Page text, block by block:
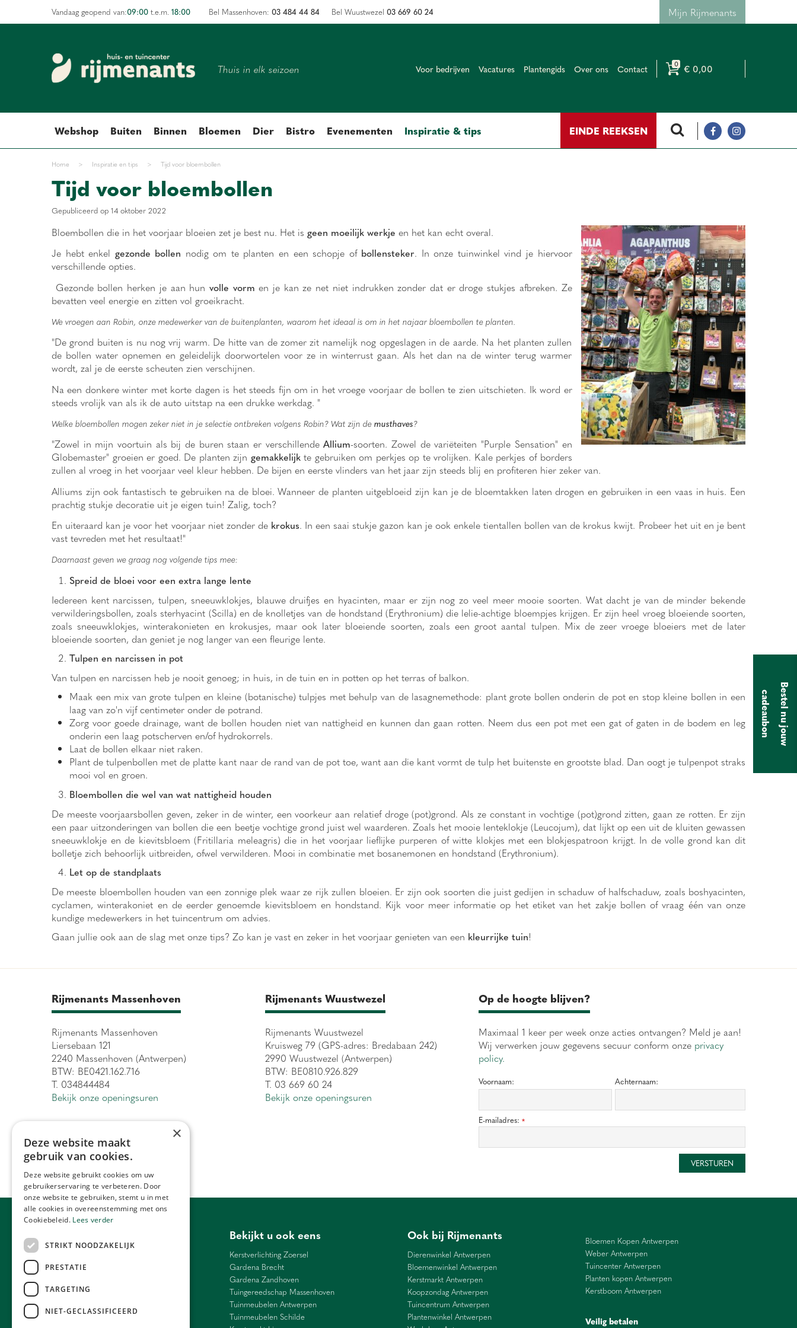
Home > Inspiratie en tips > Tijd voor bloembollen
Vandaag geopend van:09:00 t.e.m. 18:00 Mijn Rijmenants
Thuis in elk seizoen Voor bedrijven Vacatures Plantengids Over ons Contact € 0,00
Webshop EINDE REEKSEN
Buiten Binnen Bloemen Dier Bistro Evenementen Inspiratie & tips
Bel Massenhoven: 03 484 44 84 Bel Wuustwezel 03 669 60 24
Tijd voor bloembollen
Gepubliceerd op 14 oktober 2022
Bloembollen die in het voorjaar bloeien zet je best nu. Het is geen moeilijk werkje en het kan echt overal.
Je hebt enkel gezonde bollen nodig om te planten en een schopje of bollensteker. In onze tuinwinkel vind je hiervoor
verschillende opties.
Gezonde bollen herken je aan hun volle vorm en je kan ze net niet indrukken zonder dat er droge stukjes afbreken. Ze
bevatten veel energie en zitten vol groeikracht.
We vroegen aan Robin, onze medewerker van de buitenplanten, waarom het ideaal is om in het najaar bloembollen te planten.
"De grond buiten is nu nog vrij warm. De hitte van de zomer zit namelijk nog opgeslagen in de aarde. Na het planten zullen
de bollen water opnemen en geleidelijk doorwortelen voor ze in winterrust gaan. Als het dan na de winter terug warmer
wordt, zal je de eerste scheuten zien verschijnen.
Na een donkere winter met korte dagen is het steeds fijn om in het vroege voorjaar de bollen te zien uitschieten. Ik word er
steeds vrolijk van als ik de auto uitstap na een drukke werkdag. "
Welke bloembollen mogen zeker niet in je selectie ontbreken volgens Robin? Wat zijn de musthaves?
"Zowel in mijn voortuin als bij de buren staan er verschillendeAllium-soorten. Zowel de variëteiten "Purple Sensation" en
Globemaster" groeien er goed. De planten zijn gemakkelijkte gebruiken om perkjes op te vrolijken. Kale perkjes of borders
zullen al vroeg in het voorjaar veel kleur hebben. De bijen en eerste vlinders van het jaar zijn steeds blij en profiteren hier zeker van.
Alliums zijn ook fantastisch te gebruiken na de bloei. Wanneer de planten uitgebloeid zijn kan je de bloemtakken laten drogen en gebruiken in een vaas in huis. Een
prachtig stukje decoratie uit je eigen tuin! Zalig, toch?
En uiteraard kan je voor het voorjaar niet zonder de krokus. In een saai stukje gazon kan je ook enkele tientallen bollen van de krokus kwijt. Probeer het uit en je bent
vast tevreden met het resultaat!"
Daarnaast geven we graag nog volgende tips mee:
Spreid de bloei voor een extra lange lente
Iedereen kent narcissen, tulpen, sneeuwklokjes, blauwe druifjes en hyacinten, maar er zijn nog zo veel meer mooie soorten. Wat dacht je van de minder bekende
verwilderingsbollen, zoals sterhyacint (Scilla) en de knolletjes van de hondstand (Erythronium) die lelie-achtige bloempjes krijgen. Er zijn heel vroeg bloeiende soorten,
zoals sneeuwklokjes, winterakonieten en krokusjes, maar ook later bloeiende soorten, zoals een groot aantal tulpen. Mix de zeer vroege bloeiers met de later
bloeiende soorten, dan geniet je nog langer van een fleurige lente.
Tulpen en narcissen in pot
Van tulpen en narcissen heb je nooit genoeg; in huis, in de tuin en in potten op het terras of balkon.
Maak een mix van grote tulpen en kleine (botanische) tulpjes met behulp van de lasagnemethode: plant grote bollen onderin de pot en stop kleine bollen in een
laag van zo'n vijf centimeter onder de potrand.
Zorg voor goede drainage, want de bollen houden niet van nattigheid en kunnen dan gaan rotten. Neem dus een pot met een gat of gaten in de bodem en leg
onderin een laag potscherven en/of hydrokorrels.
Laat de bollen elkaar niet raken.
Plant de tulpenbollen met de platte kant naar de rand van de pot toe, want aan die kant vormt de tulp het buitenste en grootste blad. Dan oogt je tulpenpot straks
mooi vol en groen.
Bloembollen die wel van wat nattigheid houden
De meeste voorjaarsbollen geven, zeker in de winter, een voorkeur aan relatief droge (pot)grond. Als ze constant in vochtige (pot)grond zitten, gaan ze rotten. Er zijn
een paar uitzonderingen van bollen die een beetje vochtige grond juist wel waarderen. Zoals het mooie lenteklokje (Leucojum), dat lijkt op een uit de kluiten gewassen
sneeuwklokje en de kievitsbloem (Fritillaria meleagris) die in het voorjaar lieflijke purperen of witte klokjes met een blokjespatroon krijgt. In de volle grond kan dit
bolletje zich behoorlijk uitbreiden, ofwel verwilderen. Mooi in combinatie met bosanemonen en hondstand (Erythronium).
Let op de standplaats
De meeste bloembollen houden van een zonnige plek waar ze rijk zullen bloeien. Er zijn ook soorten die juist gedijen in schaduw of halfschaduw, zoals boshyacinten,
cyclamen, winterakoniet en de eerder genoemde kievitsbloem en hondstand. Kijk voor meer informatie op het etiket van het zakje bollen of vraag één van onze
kundige medewerkers in het tuincentrum om advies.
Gaan jullie ook aan de slag met onze tips? Zo kan je vast en zeker in het voorjaar genieten van een kleurrijke tuin!
Rijmenants Massenhoven
Rijmenants Massenhoven
Liersebaan 121
2240 Massenhoven (Antwerpen)
BTW: BE0421.162.716
T. 034844484
Bekijk onze openingsuren
Rijmenants Wuustwezel
Rijmenants Wuustwezel
Kruisweg 79 (GPS-adres: Bredabaan 242)
2990 Wuustwezel (Antwerpen)
BTW: BE0810.926.829
T. 03 669 60 24
Bekijk onze openingsuren
Op de hoogte blijven?
Maximaal 1 keer per week onze acties ontvangen? Meld je aan!
Wij verwerken jouw gegevens secuur conform onze privacy
policy.
Voornaam: Achternaam:
E-mailadres: *
Veilig betalen
Bloemen Antwerpen
Bloemen Schilde
Cadeau Grobbendonk
Bekijkt u ook eens
Kerstverlichting Zoersel
Gardena Brecht
Gardena Zandhoven
Tuingereedschap Massenhoven
Tuinmeubelen Antwerpen
Tuinmeubelen Schilde
Ook bij Rijmenants
Dierenwinkel Antwerpen
Bloemenwinkel Antwerpen
Kerstmarkt Antwerpen
Koopzondag Antwerpen
Tuincentrum Antwerpen
Plantenwinkel Antwerpen
Bloemen Kopen Antwerpen
Weber Antwerpen
Tuincenter Antwerpen
Planten kopen Antwerpen
Kerstboom Antwerpen
B
e
s
t
e
l
n
u
j
o
u
w
ca
d
e
a
u
b
o
n
×
Deze website maakt
gebruik van cookies.
Deze website gebruikt cookies om uw
gebruikerservaring te verbeteren. Door
onze website te gebruiken, stemt u in met
alle cookies in overeenstemming met ons
Cookiebeleid. Lees verder
STRIKT NOODZAKELIJK
PRESTATIE
TARGETING
NIET-GECLASSIFICEERD